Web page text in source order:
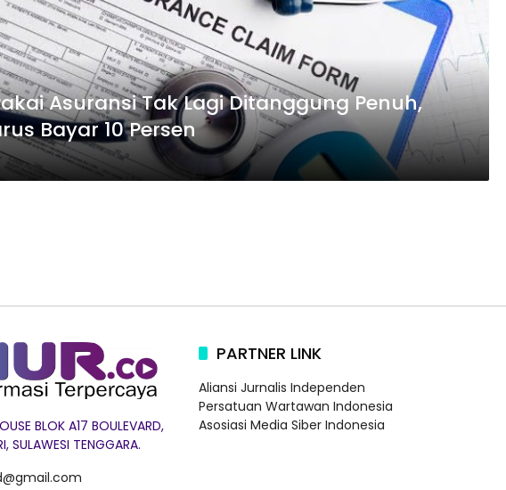
Asuransi Tak Lagi Ditanggung Penuh,
Bayar 10 Persen
BLOK A17 BOULEVARD,
SULAWESI TENGGARA.
PARTNER LINK
Aliansi Jurnalis Independen
Persatuan Wartawan Indonesia
Asosiasi Media Siber Indonesia